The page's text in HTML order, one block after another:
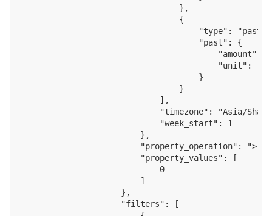
                                },
                                {
                                    "type": "past",
                                    "past": {
"amount":
"unit":
                                    }
                                }
                            ],
"timezone": "Asia/
                            "week_start": 1
                        },
                        "property_operation": ">",
                        "property_values": [
                            0
                        ]
                    },
                    "filters": [